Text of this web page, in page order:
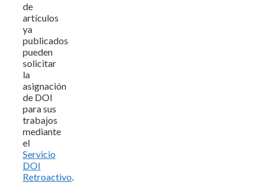
de
artículos
ya
publicados
pueden
solicitar
la
asignación
de DOI
para sus
trabajos
mediante
el
Servicio
DOI
Retroactivo.